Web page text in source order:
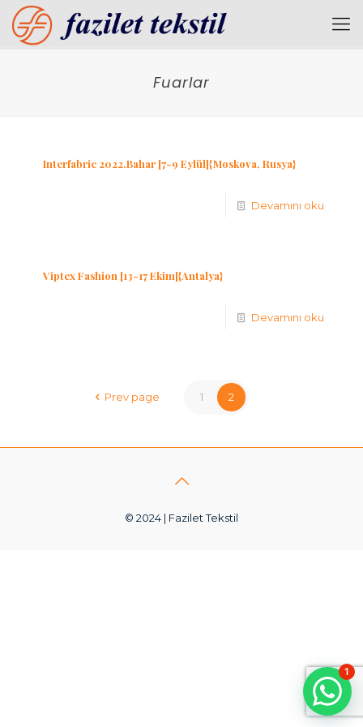
Fuarlar
Interfabric 2022.Bahar [7-9 Eylül]{Moskova, Rusya}
Devamını oku
Viptex Fashion [13-17 Ekim]{Antalya}
Devamını oku
Prev page 1 2
© 2024 | Fazilet Tekstil
1